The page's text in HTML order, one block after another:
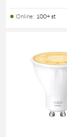
Online: 100+ st